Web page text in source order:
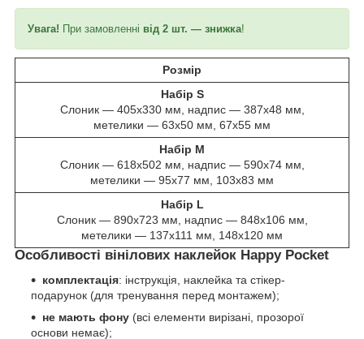
Увага! При замовленні від 2 шт. — знижка!
Розмір
Набір S
Слоник — 405х330 мм, надпис — 387х48 мм,
метелики — 63х50 мм, 67х55 мм
Набір M
Слоник — 618х502 мм, надпис — 590х74 мм,
метелики — 95х77 мм, 103х83 мм
Набір L
Слоник — 890х723 мм, надпис — 848х106 мм,
метелики — 137х111 мм, 148х120 мм
Особливості вінілових наклейок Happy Pocket
комплектація: інструкція, наклейка та стікер-
подарунок (для тренування перед монтажем);
не мають фону (всі елементи вирізані, прозорої
основи немає);